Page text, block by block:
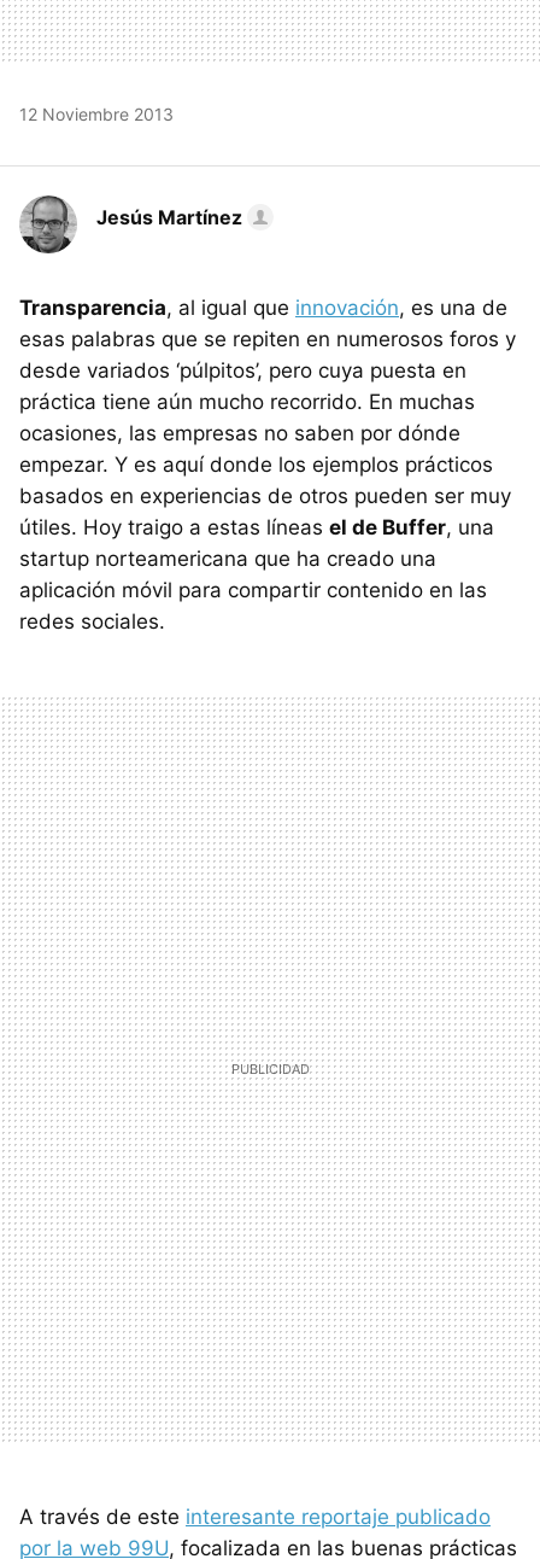
12 Noviembre 2013
Jesús Martínez
Transparencia, al igual que innovación, es una de
esas palabras que se repiten en numerosos foros y
desde variados ‘púlpitos’, pero cuya puesta en
práctica tiene aún mucho recorrido. En muchas
ocasiones, las empresas no saben por dónde
empezar. Y es aquí donde los ejemplos prácticos
basados en experiencias de otros pueden ser muy
útiles. Hoy traigo a estas líneas el de Buffer, una
startup norteamericana que ha creado una
aplicación móvil para compartir contenido en las
redes sociales.
A través de este interesante reportaje publicado
por la web 99U, focalizada en las buenas prácticas